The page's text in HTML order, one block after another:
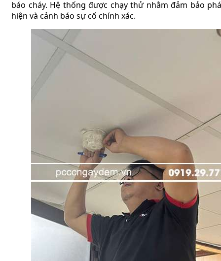
báo cháy. Hệ thống được chạy thử nhằm đảm bảo
hiện và cảnh báo sự cố chính xác.